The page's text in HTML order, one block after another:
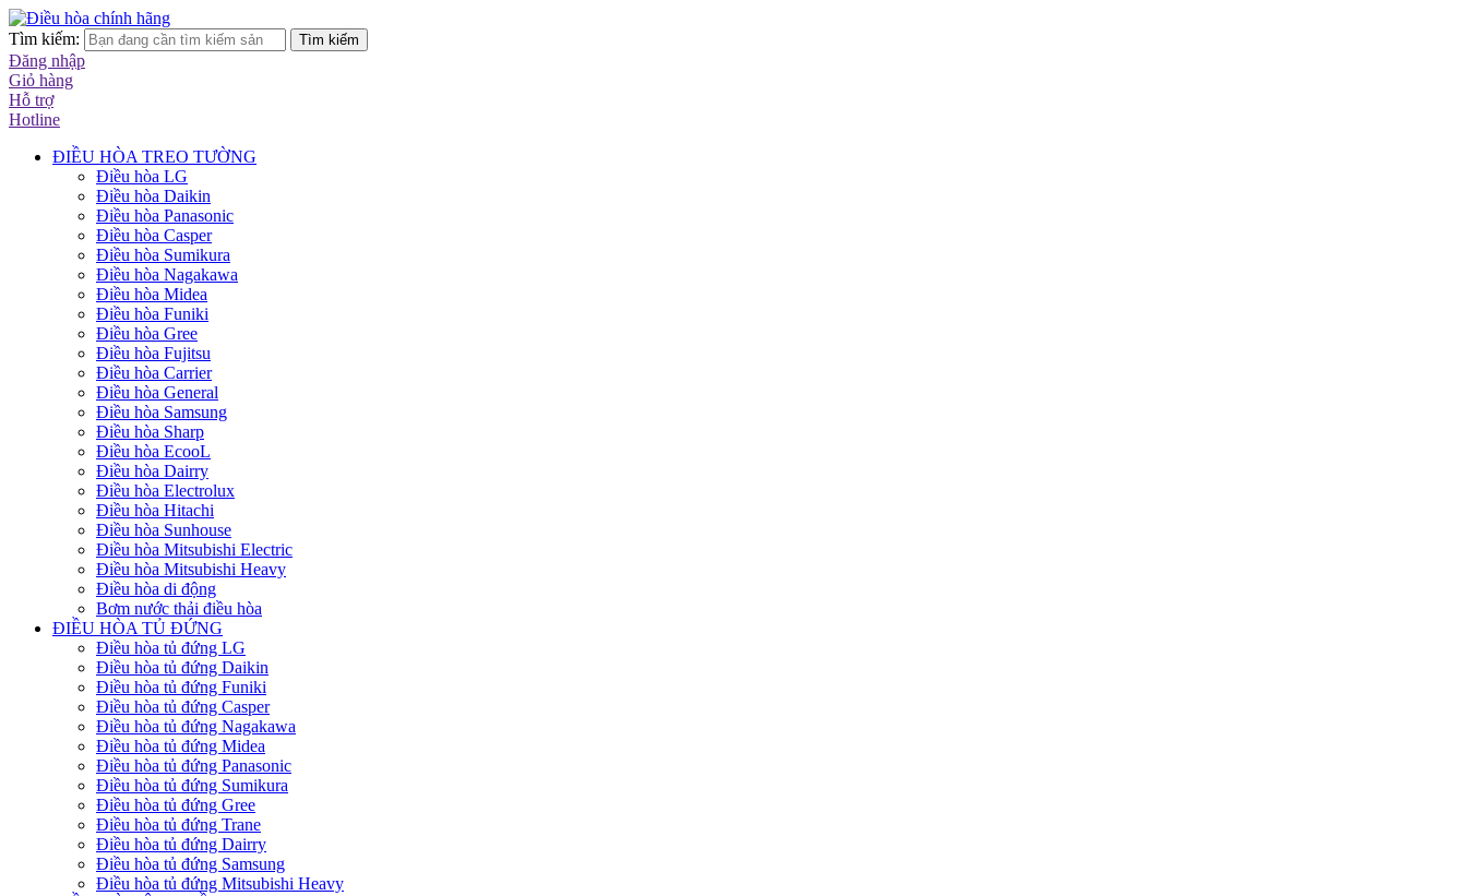
Tìm kiếm: Tìm kiếm
Đăng nhập
Giỏ hàng
Hỗ trợ
Hotline
ĐIỀU HÒA TREO TƯỜNG
Điều hòa LG
Điều hòa Daikin
Điều hòa Panasonic
Điều hòa Casper
Điều hòa Sumikura
Điều hòa Nagakawa
Điều hòa Midea
Điều hòa Funiki
Điều hòa Gree
Điều hòa Fujitsu
Điều hòa Carrier
Điều hòa General
Điều hòa Samsung
Điều hòa Sharp
Điều hòa EcooL
Điều hòa Dairry
Điều hòa Electrolux
Điều hòa Hitachi
Điều hòa Sunhouse
Điều hòa Mitsubishi Electric
Điều hòa Mitsubishi Heavy
Điều hòa di động
Bơm nước thải điều hòa
ĐIỀU HÒA TỦ ĐỨNG
Điều hòa tủ đứng LG
Điều hòa tủ đứng Daikin
Điều hòa tủ đứng Funiki
Điều hòa tủ đứng Casper
Điều hòa tủ đứng Nagakawa
Điều hòa tủ đứng Midea
Điều hòa tủ đứng Panasonic
Điều hòa tủ đứng Sumikura
Điều hòa tủ đứng Gree
Điều hòa tủ đứng Trane
Điều hòa tủ đứng Dairry
Điều hòa tủ đứng Samsung
Điều hòa tủ đứng Mitsubishi Heavy